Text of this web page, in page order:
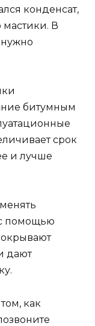
конденсат,
В
нужно
битумным
срок
и лучше
помощью
дают
как